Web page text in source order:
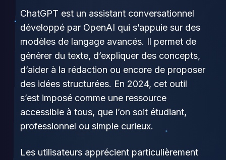
ChatGPT est un assistant conversationnel
développé par OpenAI qui s’appuie sur des
modèles de langage avancés. Il permet de
générer du texte, d’expliquer des concepts,
d’aider à la rédaction ou encore de proposer
des idées structurées. En 2024, cet outil
s’est imposé comme une ressource
accessible à tous, que l’on soit étudiant,
professionnel ou simple curieux.
Les utilisateurs apprécient particulièrement